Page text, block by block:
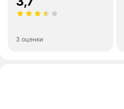
3 оценки